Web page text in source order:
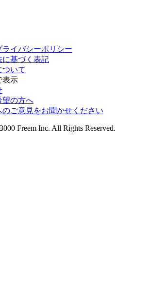
イバシーポリシー
に基づく表記
ついて
表示
望の方へ
ご意見をお聞かせください
Freem Inc. All Rights Reserved.